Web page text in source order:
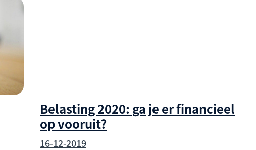
Belasting 2020: ga je er financieel
op vooruit?
16-12-2019